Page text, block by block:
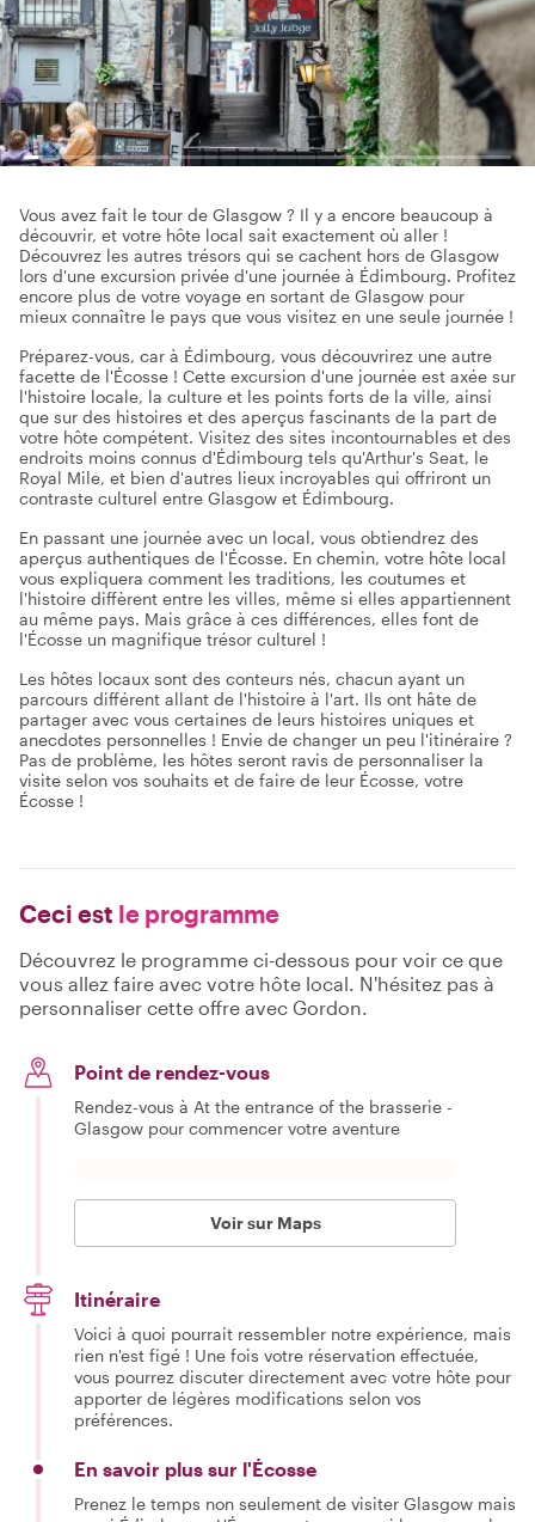
Vous avez fait le tour de Glasgow ? Il y a encore beaucoup à
découvrir, et votre hôte local sait exactement où aller !
Découvrez les autres trésors qui se cachent hors de Glasgow
lors d'une excursion privée d'une journée à Édimbourg. Profitez
encore plus de votre voyage en sortant de Glasgow pour
mieux connaître le pays que vous visitez en une seule journée !
Préparez-vous, car à Édimbourg, vous découvrirez une autre
facette de l'Écosse ! Cette excursion d'une journée est axée sur
l'histoire locale, la culture et les points forts de la ville, ainsi
que sur des histoires et des aperçus fascinants de la part de
votre hôte compétent. Visitez des sites incontournables et des
endroits moins connus d'Édimbourg tels qu'Arthur's Seat, le
Royal Mile, et bien d'autres lieux incroyables qui offriront un
contraste culturel entre Glasgow et Édimbourg.
En passant une journée avec un local, vous obtiendrez des
aperçus authentiques de l'Écosse. En chemin, votre hôte local
vous expliquera comment les traditions, les coutumes et
l'histoire diffèrent entre les villes, même si elles appartiennent
au même pays. Mais grâce à ces différences, elles font de
l'Écosse un magnifique trésor culturel !
Les hôtes locaux sont des conteurs nés, chacun ayant un
parcours différent allant de l'histoire à l'art. Ils ont hâte de
partager avec vous certaines de leurs histoires uniques et
anecdotes personnelles ! Envie de changer un peu l'itinéraire ?
Pas de problème, les hôtes seront ravis de personnaliser la
visite selon vos souhaits et de faire de leur Écosse, votre
Écosse !
Ceci est le programme
Découvrez le programme ci-dessous pour voir ce que
vous allez faire avec votre hôte local. N'hésitez pas à
personnaliser cette offre avec Gordon.
Point de rendez-vous
Rendez-vous à At the entrance of the brasserie -
Glasgow pour commencer votre aventure
Voir sur Maps
Itinéraire
Voici à quoi pourrait ressembler notre expérience, mais
rien n'est figé ! Une fois votre réservation effectuée,
vous pourrez discuter directement avec votre hôte pour
apporter de légères modifications selon vos
préférences.
En savoir plus sur l'Écosse
Prenez le temps non seulement de visiter Glasgow mais